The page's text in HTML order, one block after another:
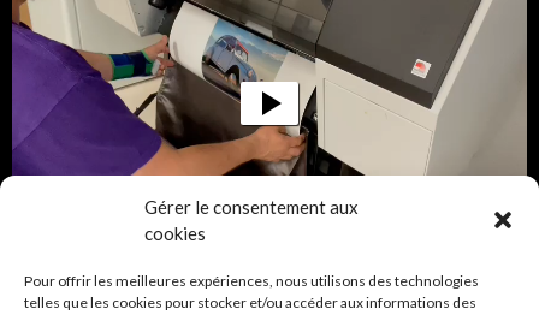
Gérer le consentement aux
cookies
Pour offrir les meilleures expériences, nous utilisons des technologies
telles que les cookies pour stocker et/ou accéder aux informations des